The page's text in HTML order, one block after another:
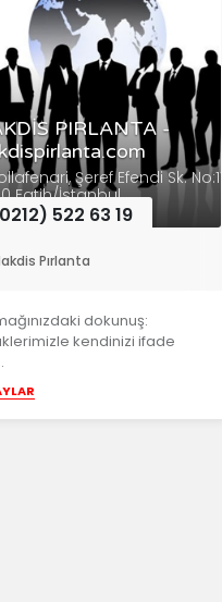
PIRLANTA -
Şeref Efendi Sk. No:11,
Fatih/İstanbul
522 63 19
Pırlanta
dokunuş:
kendinizi ifade